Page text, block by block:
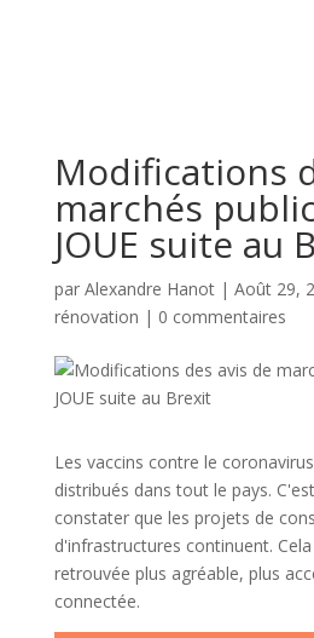
Modifications
marchés
JOUE suite au
par Alexandre Hanot| Août 29,
rénovation | 0 commentaires
Les vaccins contre le
distribués dans tout le pays.
constater que les projets de
d'infrastructures continuent.
retrouvée plus agréable, plus
connectée.